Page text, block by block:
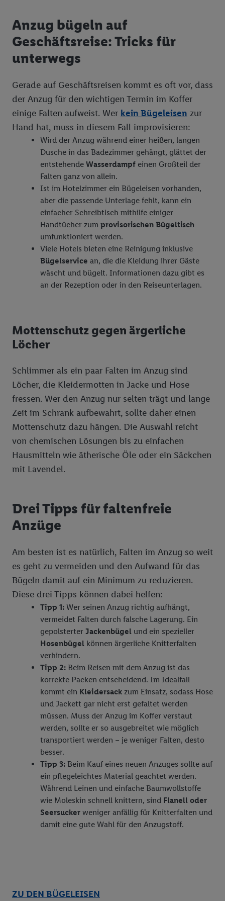
Anzug bügeln auf
Geschäftsreise: Tricks für
unterwegs
Gerade auf Geschäftsreisen kommt es oft vor, dass
der Anzug für den wichtigen Termin im Koffer
einige Falten aufweist. Wer kein Bügeleisen zur
Hand hat, muss in diesem Fall improvisieren:
Wird der Anzug während einer heißen, langen
Dusche in das Badezimmer gehängt, glättet der
entstehende Wasserdampf einen Großteil der
Falten ganz von allein.
Ist im Hotelzimmer ein Bügeleisen vorhanden,
aber die passende Unterlage fehlt, kann ein
einfacher Schreibtisch mithilfe einiger
Handtücher zum provisorischen Bügeltisch
umfunktioniert werden.
Viele Hotels bieten eine Reinigung inklusive
Bügelservice an, die die Kleidung ihrer Gäste
wäscht und bügelt. Informationen dazu gibt es
an der Rezeption oder in den Reiseunterlagen.
Mottenschutz gegen ärgerliche
Löcher
Schlimmer als ein paar Falten im Anzug sind
Löcher, die Kleidermotten in Jacke und Hose
fressen. Wer den Anzug nur selten trägt und lange
Zeit im Schrank aufbewahrt, sollte daher einen
Mottenschutz dazu hängen. Die Auswahl reicht
von chemischen Lösungen bis zu einfachen
Hausmitteln wie ätherische Öle oder ein Säckchen
mit Lavendel.
Drei Tipps für faltenfreie
Anzüge
Am besten ist es natürlich, Falten im Anzug so weit
es geht zu vermeiden und den Aufwand für das
Bügeln damit auf ein Minimum zu reduzieren.
Diese drei Tipps können dabei helfen:
Tipp 1: Wer seinen Anzug richtig aufhängt,
vermeidet Falten durch falsche Lagerung. Ein
gepolsterter Jackenbügel und ein spezieller
Hosenbügel können ärgerliche Knitterfalten
verhindern.
Tipp 2: Beim Reisen mit dem Anzug ist das
korrekte Packen entscheidend. Im Idealfall
kommt ein Kleidersack zum Einsatz, sodass Hose
und Jackett gar nicht erst gefaltet werden
müssen. Muss der Anzug im Koffer verstaut
werden, sollte er so ausgebreitet wie möglich
transportiert werden – je weniger Falten, desto
besser.
Tipp 3: Beim Kauf eines neuen Anzuges sollte auf
ein pflegeleichtes Material geachtet werden.
Während Leinen und einfache Baumwollstoffe
wie Moleskin schnell knittern, sind Flanell oder
Seersucker weniger anfällig für Knitterfalten und
damit eine gute Wahl für den Anzugstoff.
ZU DEN BÜGELEISEN
Zudem werden einem der o.g. Partner Daten über Ihr
Kaufverhalten in den Lidl-Diensten zur Verfügung gestellt,
damit dieser als
Werbekampagnen seiner Auftraggeber messen kann.
Generierung von auch mit Daten von anderen Diensten
angereicherten Profilen. Dies umfasst die Zusammenführung
von Daten (z.B. über Ihre Nutzung der Lidl-Dienste, Ihr
Kaufverhalten in den Lidl-Diensten, Informationen aus Ihrem
Kundenkonto - z.B. Alter oder Geschlecht - sowie Ihre genauen
Standortdaten) auch über verschiedene Endgeräte und Lidl-
Dienste hinweg einschließlich dem Speichern von und/ oder
dem Zugriff auf Informationen auf Ihren Endgeräten zur
Erstellung von Zielgruppen (sogenannten Segmenten). Im
Zusammenhang mit dem Ausspielen dieser Werbung erfolgen
Verarbeitungen auch zur Leistungs-/ Erfolgsmessung der
Werbung, zur Zielgruppenforschung, zur Entwicklung von
Angeboten sowie zur technischen Sicherung und Optimierung
dieser Werbeausspielungen.
Sofern Sie hier Ihre Zustimmung dazu erteilen und danach ein
Lidl Plus-Konto erstellen bzw. sich in Ihr bestehendes Lidl
Plus-Konto einloggen, kann darüber hinaus auch Ihre dort
zu erstellen (die sogenannte EUID), die wir sodann ähnlich wie
die sogleich beschriebene Utiq-Kennung verwenden können,
Ihnen personalisierte Werbung auszuspielen. Hierzu wird von
uns und einem der anderen oben genannten Partner auch Ihre
in einen Hashwert umgewandelte E-Mail-Adresse in
gemeinsamer Verantwortlichkeit verarbeitet.
Zudem erlauben Sie uns, der Utiq SA/NV („Utiq“) und
IhremTelekommunikationsnetzbetreiber , die Utiq-Technologie
in den Lidl-Diensten einzusetzen. Utiq prüft zunächst anhand
Ihrer IP-Adresse, ob die Technologie für Sie verfügbar ist.
Netzbetreiber weiter, der anhand der IP-Adresse und einer
verwenden, um Sie wiederzuerkennen und Erkenntnisse über
Ihr Nutzungsverhalten in den Lidl-Diensten zu erfassen.
Insbesondere können Sie mittels dieser Technologie auch auf
Diensten wiedererkannt werden, die von Dritten betrieben
werden, damit wir Ihnen dort personalisierte Werbung
ausspielen können. Sie können Ihre Einwilligung speziell zur
Nutzung der Utiq-Technologie - zusätzlich zur weiter unten
erläuterten Möglichkeit, Ihre Einwilligung generell zu
widerrufen - jederzeit auch überdas Datenschutzportal von
Utiq („consenthub“) oder über „Anpassen“/„Nutzung der
Telekommunikations-basierten Utiq-Technologie für digitales
Marketing“ am unteren Ende dieser Einwilligung (nur für die
Lidl-Dienste) widerrufen. Weitere Informationen finden Sie in
Datenschutzbestimmungen von Utiq.
Durch einen Klick auf „Ablehnen“ können Sie nur den Einsatz
notwendiger Techniken zulassen. Durch einen Klick auf
„Zustimmen“ stimmen Sie allen Verarbeitungen zu sämtlichen
vorgenannten Zwecken unter Einbindung sämtlicher
genannten Partner zu. Weitere Informationen, auch zur
Speicherdauer der Daten und zu Ihrem Recht, Ihre
Einwilligung jederzeit mit Wirkung für die Zukunft zu
widerrufen, finden Sie in unserenDatenschutzbestimmungen .
Die Impressen finden Sie hier.Unter „Anpassen“ können Sie
einzelne Verwendungszwecke oder Partner zulassen; das gilt
auch für die nachfolgend schlagwortartig benannten Zwecke
und Funktionen im Rahmen des Einsatzes des IAB TCF für
Werbung und Erfolgsmessung:
automatisch übermittelter Informationen, Messung des